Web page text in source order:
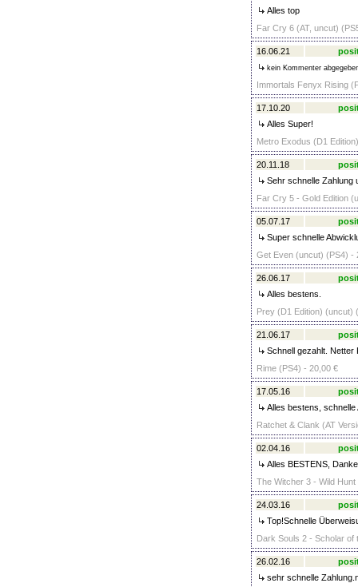
Alles top
Far Cry 6 (AT, uncut)
16.06.21
kein Kommenter
Immortals Fenyx Rising
17.10.20
Alles Super!
Metro Exodus (D1
20.11.18
Sehr schnelle Zahlung
Far Cry 5 - Gold Edition
05.07.17
Super schnelle
Get Even (uncut) (PS4) -
26.06.17
Alles bestens.
Prey (D1 Edition) (uncut)
21.06.17
Schnell gezahlt. Netter
Rime (PS4) - 20,00 €
17.05.16
Alles bestens, schnelle
Ratchet & Clank (AT
02.04.16
Alles BESTENS, Danke
The Witcher 3 - Wild
24.03.16
Top!Schnelle
Dark Souls 2 - Scholar of
26.02.16
sehr schnelle